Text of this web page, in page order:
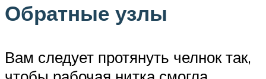
Обратные узлы
Вам следует протянуть челнок так,